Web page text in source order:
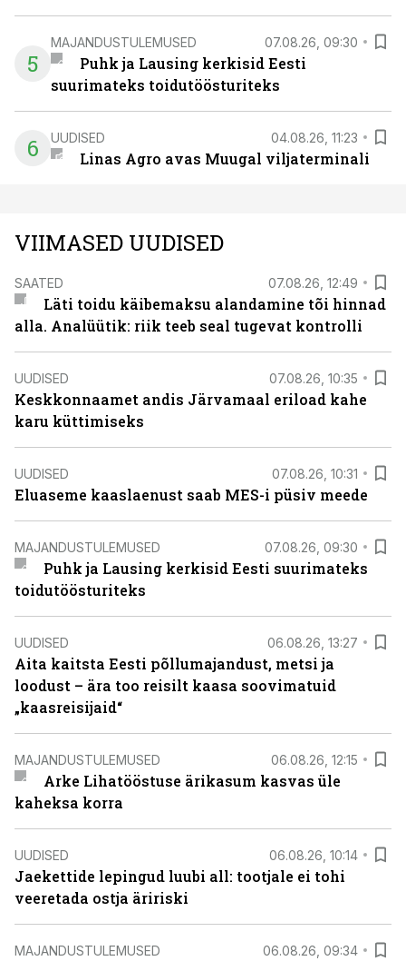
5
MAJANDUSTULEMUSED 07.08.26, 09:30
Puhk ja Lausing kerkisid Eesti
suurimateks toidutöösturiteks
6 UUDISED 04.08.26, 11:23
Linas Agro avas Muugal viljaterminali
VIIMASED UUDISED
SAATED 07.08.26, 12:49
Läti toidu käibemaksu alandamine tõi hinnad
alla. Analüütik: riik teeb seal tugevat kontrolli
UUDISED 07.08.26, 10:35
Keskkonnaamet andis Järvamaal eriload kahe
karu küttimiseks
UUDISED 07.08.26, 10:31
Eluaseme kaaslaenust saab MES-i püsiv meede
MAJANDUSTULEMUSED 07.08.26, 09:30
Puhk ja Lausing kerkisid Eesti suurimateks
toidutöösturiteks
UUDISED 06.08.26, 13:27
Aita kaitsta Eesti põllumajandust, metsi ja
loodust – ära too reisilt kaasa soovimatuid
„kaasreisijaid“
MAJANDUSTULEMUSED 06.08.26, 12:15
Arke Lihatööstuse ärikasum kasvas üle
kaheksa korra
UUDISED 06.08.26, 10:14
Jaekettide lepingud luubi all: tootjale ei tohi
veeretada ostja äririski
MAJANDUSTULEMUSED 06.08.26, 09:34